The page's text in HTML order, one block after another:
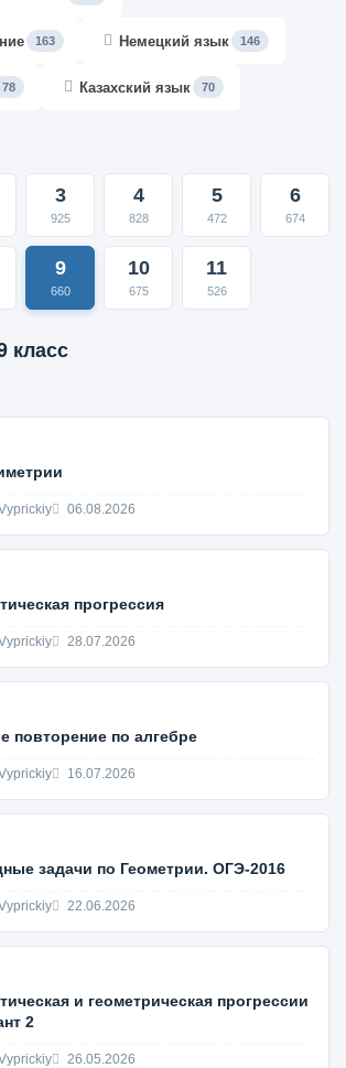
163 Немецкий язык 146
78 Казахский язык 70
3
925
4
828
5
472
6
674
9
660
10
675
11
526
класс
06.08.2026
прогрессия
28.07.2026
повторение по алгебре
16.07.2026
задачи по Геометрии. ОГЭ-2016
22.06.2026
и геометрическая прогрессии
2
26.05.2026